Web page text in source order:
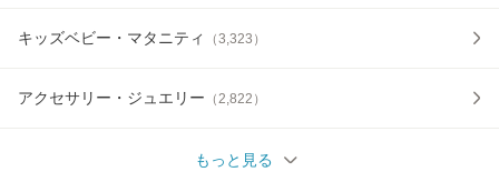
キッズベビー・マタニティ （3,323 ）
アクセサリー・ジュエリー （2,822 ）
もっと見る